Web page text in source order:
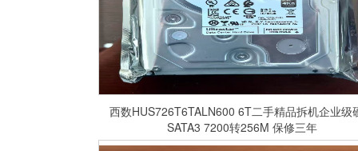
西数HUS726T6TALN600 6T二手精品拆机企业级
SATA3 7200转256M 保修三年